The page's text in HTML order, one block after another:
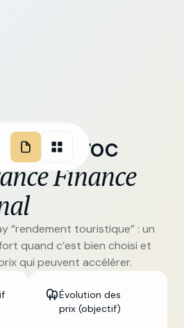
au Maroc
Finance
“rendement touristique” : un
quand c’est bien choisi et
qui peuvent accélérer.
Évolution des
prix (objectif)